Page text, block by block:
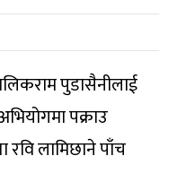
पुडासैनीलाई
पक्राउ
रवि लामिछाने पाँच